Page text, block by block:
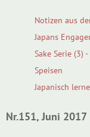
Notizen aus
Japans
Sake Serie (3)
Speisen
Japanisch
Nr.151, Juni 2017